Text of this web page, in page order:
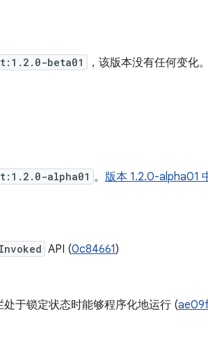
beta01 ，该版本没有任何变化。
alpha01 。 版本 1.2.0-alpha01
API (0c84661)
于锁定状态时能够程序化地运行 (